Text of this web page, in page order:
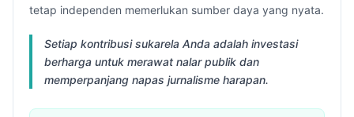
tetap independen memerlukan sumber daya yang nyata.
Setiap kontribusi sukarela Anda adalah investasi
berharga untuk merawat nalar publik dan
memperpanjang napas jurnalisme harapan.